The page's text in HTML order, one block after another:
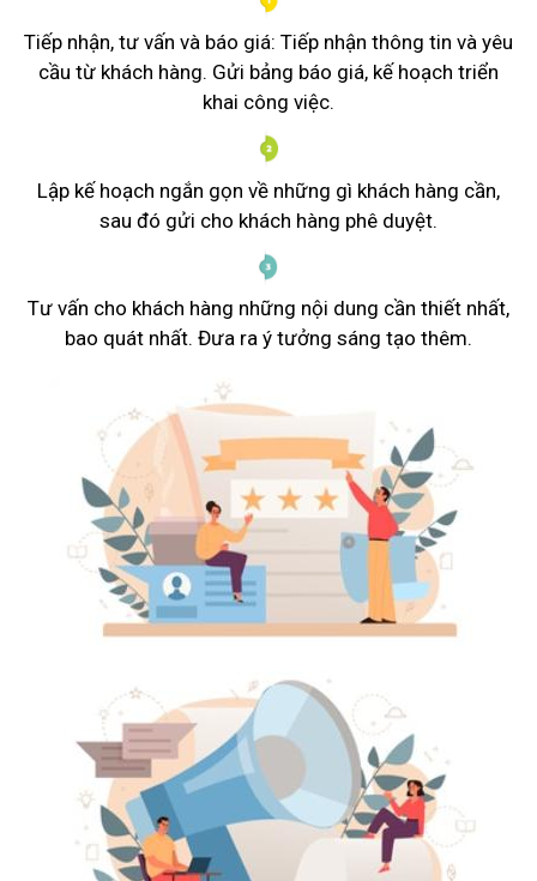
Tiếp nhận, tư vấn và báo giá: Tiếp nhận thông tin và yêu
cầu từ khách hàng. Gửi bảng báo giá, kế hoạch triển
khai công việc.
Lập kế hoạch ngắn gọn về những gì khách hàng cần,
sau đó gửi cho khách hàng phê duyệt.
Tư vấn cho khách hàng những nội dung cần thiết nhất,
bao quát nhất. Đưa ra ý tưởng sáng tạo thêm.